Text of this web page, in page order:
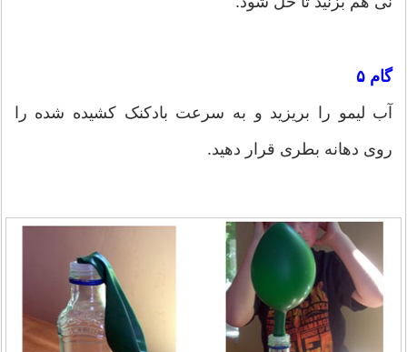
گام ۵
آب لیمو را بریزید و به سرعت بادکنک کشیده شده را
روی دهانه بطری قرار دهید.